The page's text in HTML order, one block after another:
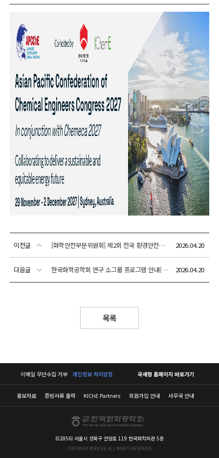
이전글 [화학안전부문위원회] 제2회 전국 환경안전설계 경진대회 (후원:다우데이타)(참가신청: 05/14(목)까지) 2026.04.20
다음글 한국화학공학회 연구 소그룹 프로그램 안내(지원: 4월 21일(화)~5월 1일(금)) 2026.04.20
목록
이메일 무단수집 거부 개인정보 처리방침 국세청 홈페이지 바로가기
홍보자료 증빙서류 출력 KIChE Partners 회원가입 안내 사무국 안내
(02856) 서울시 성북구 안암로 119 한국화학회관 5층
COPYRIGHT © KICHE. ALL RIGHTS RESERVED.